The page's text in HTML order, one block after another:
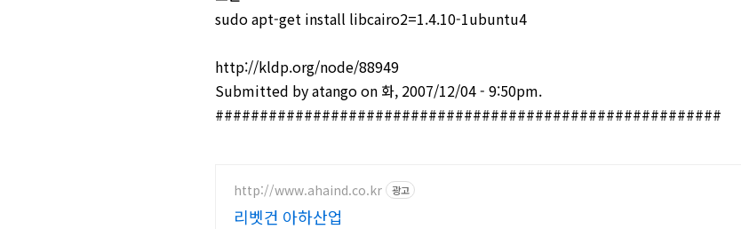
sudo apt-get install libcairo2=1.4.10-1ubuntu4
http://kldp.org/node/88949
Submitted by atango on 화, 2007/12/04 - 9:50pm.
#########################################################
http://www.ahaind.co.kr 광고
리벳건 아하산업